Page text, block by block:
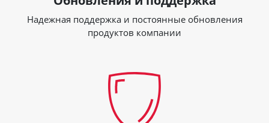
Надежная поддержка и постоянные обновления
продуктов компании